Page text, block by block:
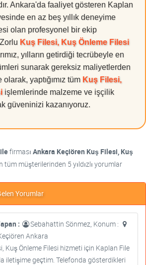
Ankara'da faaliyet gösteren Kaplan
en az beş yıllık deneyime
olan profesyonel bir ekip
Kuş Filesi, Kuş Önleme Filesi
yılların getirdiği tecrübeyle en
sunarak gereksiz maliyetlerden
olarak, yaptığımız tüm Kuş Filesi,
işlemlerinde malzeme ve işçilik
güveninizi kazanıyoruz.
firması Ankara Keçiören Kuş Filesi, Kuş
tüm müşterilerinden 5 yıldızlı yorumlar
Yorumlar
:
Sebahattin Sönmez, Konum :
Ankara
Kuş Önleme Filesi hizmeti için Kaplan File
iletişime geçtim. Telefonda gösterdikleri